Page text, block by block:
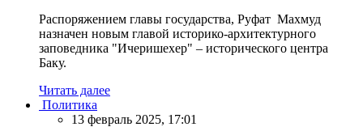
Распоряжением главы государства, Руфат Махмуд
назначен новым главой историко-архитектурного
заповедника "Ичеришехер" – исторического центра
Баку.
Читать далее
Политика
13 февраль 2025, 17:01